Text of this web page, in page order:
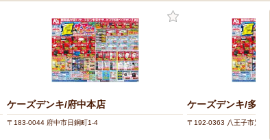
ケーズデンキ/府中本店
〒183-0044 府中市日鋼町1-4
ケーズデンキ/多摩
〒192-0363 八王子市別所